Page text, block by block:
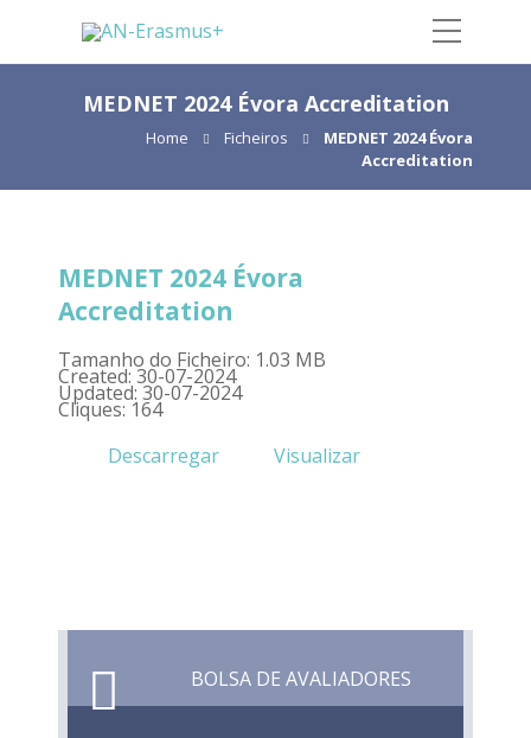
MEDNET 2024 Évora Accreditation
Home Ficheiros
MEDNET 2024 Évora
Accreditation
MEDNET 2024 Évora
Accreditation
Tamanho do Ficheiro: 1.03 MB
Created: 30-07-2024
Updated: 30-07-2024
Cliques: 164
Descarregar
Visualizar
BOLSA DE AVALIADORES